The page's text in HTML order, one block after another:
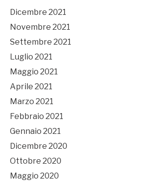
Dicembre 2021
Novembre 2021
Settembre 2021
Luglio 2021
Maggio 2021
Aprile 2021
Marzo 2021
Febbraio 2021
Gennaio 2021
Dicembre 2020
Ottobre 2020
Maggio 2020